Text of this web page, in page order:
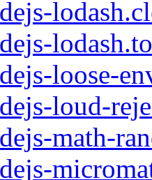
loose-
loud-
math-